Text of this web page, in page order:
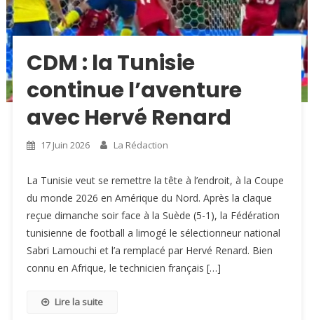
CDM : la Tunisie
continue l’aventure
avec Hervé Renard
17 Juin 2026 La Rédaction
La Tunisie veut se remettre la tête à l’endroit, à la Coupe
du monde 2026 en Amérique du Nord. Après la claque
reçue dimanche soir face à la Suède (5-1), la Fédération
tunisienne de football a limogé le sélectionneur national
Sabri Lamouchi et l’a remplacé par Hervé Renard. Bien
connu en Afrique, le technicien français […]
Lire la suite